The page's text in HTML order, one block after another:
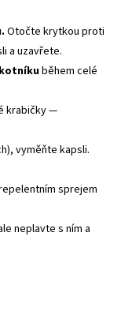
Otočte krytkou proti
a uzavřete.
během celé
krabičky —
vyměňte kapsli.
sprejem
neplavte s ním a